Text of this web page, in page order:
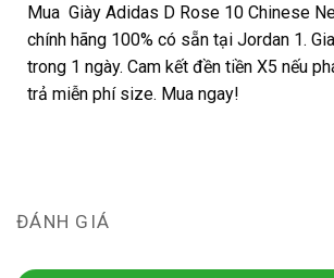
Mua Giày Adidas D Rose 10 Chinese
chính hãng 100% có sẵn tại Jordan 1.
trong 1 ngày. Cam kết đền tiền X5 nếu
trả miễn phí size. Mua ngay!
ĐÁNH GIÁ